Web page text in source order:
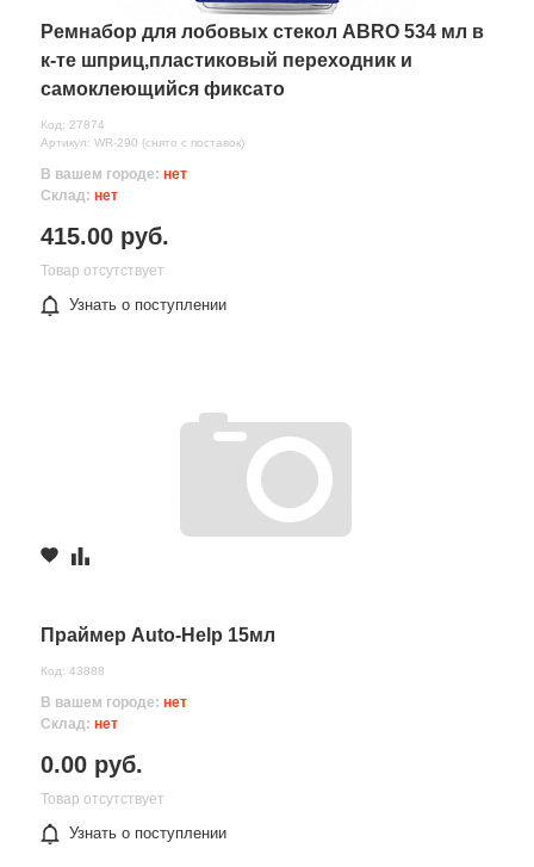
Ремнабор для лобовых стекол ABRO 534 мл в
к-те шприц,пластиковый переходник и
самоклеющийся фиксато
Код: 27874
Артикул: WR-290 (снято с поставок)
В вашем городе: нет
Склад: нет
415.00 руб.
Товар отсутствует
Узнать о поступлении
Праймер Auto-Help 15мл
Код: 43888
В вашем городе: нет
Склад: нет
0.00 руб.
Товар отсутствует
Узнать о поступлении